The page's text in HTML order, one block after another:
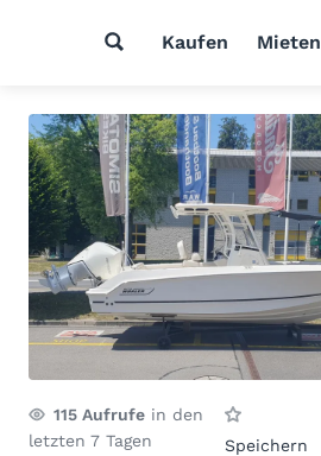
Kaufen Mieten
115 Aufrufe in den
letzten 7 Tagen
Speichern